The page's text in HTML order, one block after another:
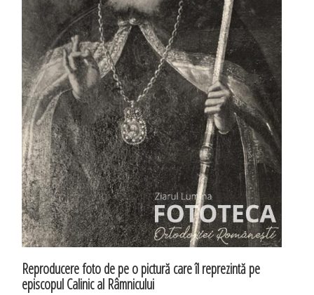
Reproducere foto de pe o pictură care îl reprezintă pe
episcopul Calinic al Râmnicului